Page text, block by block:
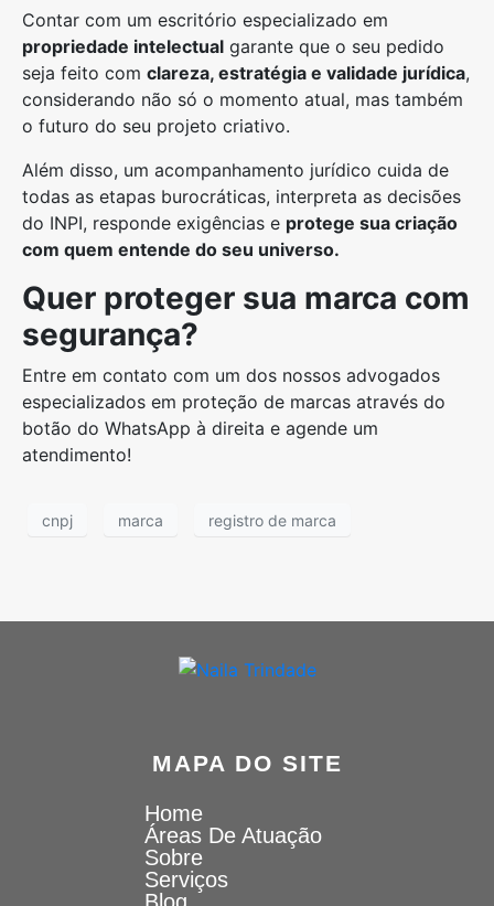
Contar com um escritório especializado em
propriedade intelectual garante que o seu pedido
seja feito com clareza, estratégia e validade jurídica,
considerando não só o momento atual, mas também
o futuro do seu projeto criativo.
Além disso, um acompanhamento jurídico cuida de
todas as etapas burocráticas, interpreta as decisões
do INPI, responde exigências e protege sua criação
com quem entende do seu universo.
Quer proteger sua marca com
segurança?
Entre em contato com um dos nossos advogados
especializados em proteção de marcas através do
botão do WhatsApp à direita e agende um
atendimento!
cnpj marca registro de marca
MAPA DO SITE
Home
Áreas De Atuação
Sobre
Serviços